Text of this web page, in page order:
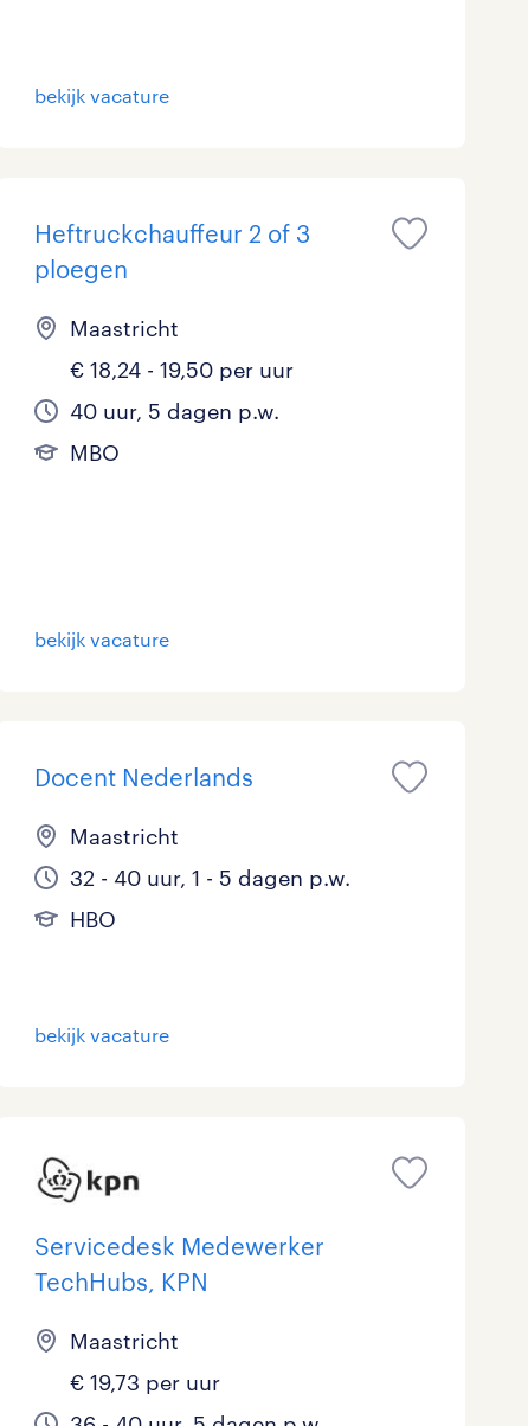
bekijk vacature
Heftruckchauffeur 2 of 3
ploegen
Maastricht
€ 18,24 - 19,50 per uur
40 uur, 5 dagen p.w.
MBO
bekijk vacature
Docent Nederlands
Maastricht
32 - 40 uur, 1 - 5 dagen p.w.
HBO
bekijk vacature
Servicedesk Medewerker
TechHubs, KPN
Maastricht
€ 19,73 per uur